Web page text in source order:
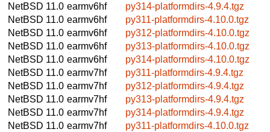
NetBSD 11.0 earmv6hf
py314-platformdirs-4.9.4.tgz
NetBSD 11.0 earmv6hf
py311-platformdirs-4.10.0.tgz
NetBSD 11.0 earmv6hf
py312-platformdirs-4.10.0.tgz
NetBSD 11.0 earmv6hf
py313-platformdirs-4.10.0.tgz
NetBSD 11.0 earmv6hf
py314-platformdirs-4.10.0.tgz
NetBSD 11.0 earmv7hf
py311-platformdirs-4.9.4.tgz
NetBSD 11.0 earmv7hf
py312-platformdirs-4.9.4.tgz
NetBSD 11.0 earmv7hf
py313-platformdirs-4.9.4.tgz
NetBSD 11.0 earmv7hf
py314-platformdirs-4.9.4.tgz
NetBSD 11.0 earmv7hf
py311-platformdirs-4.10.0.tgz